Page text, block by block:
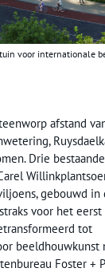
voor internationale
afstand
Drie
gebouwd in
voor het
tot
beeldhouwkunst
Foster +